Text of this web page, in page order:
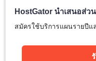
HostGator นำเสนอส่ว
สมัครใช้บริการแผนรายปีแ